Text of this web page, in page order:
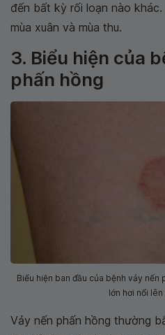
đến bất kỳ rối loạn nào
mùa xuân và mùa thu.
3. Biểu hiện của
phấn hồng
Biểu hiện ban đầu của bệnh vảy nến
lớn hơi nổi
Vảy nến phấn hồng thường